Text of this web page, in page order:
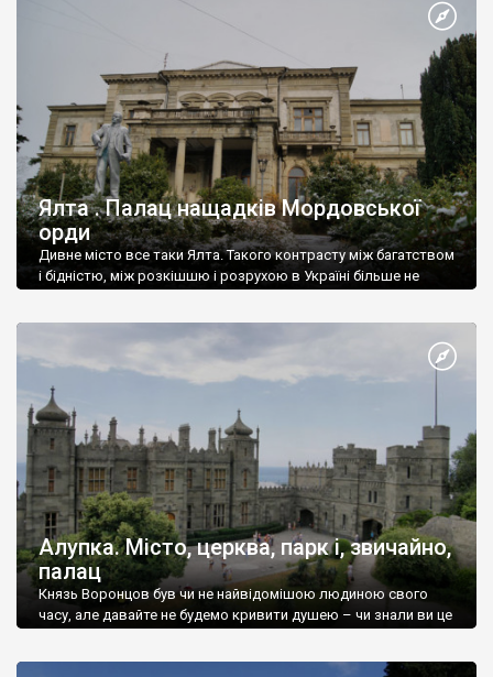
Ялта . Палац нащадків Мордовської
орди
Дивне місто все таки Ялта. Такого контрасту між багатством
і бідністю, між розкішшю і розрухою в Україні більше не
Алупка. Місто, церква, парк і, звичайно,
палац
Князь Воронцов був чи не найвідомішою людиною свого
часу, але давайте не будемо кривити душею – чи знали ви це